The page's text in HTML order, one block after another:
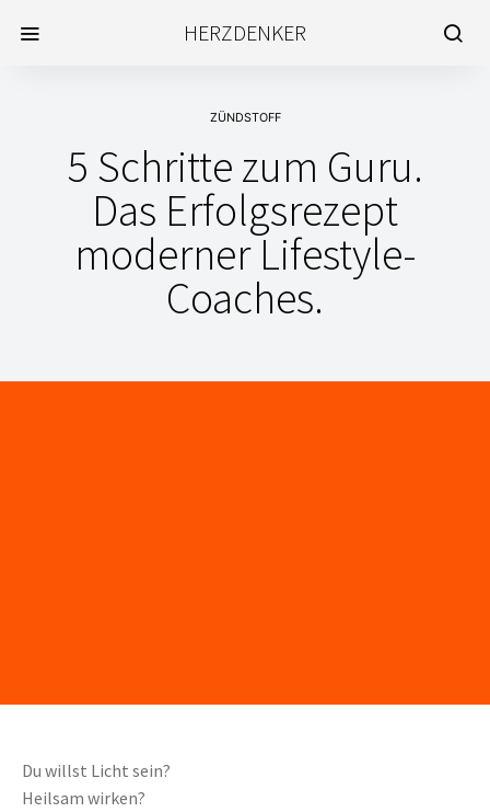
HERZDENKER
ZÜNDSTOFF
5 Schritte zum Guru.
Das Erfolgsrezept
moderner Lifestyle-
Coaches.
Du willst Licht sein?
Heilsam wirken?